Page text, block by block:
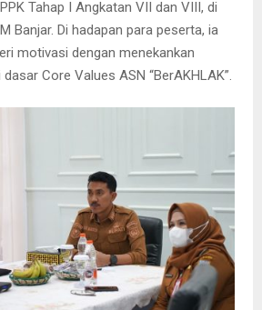
Tahap I Angkatan VII dan VIII, di
Banjar. Di hadapan para peserta, ia
motivasi dengan menekankan
Core Values ASN “BerAKHLAK”.